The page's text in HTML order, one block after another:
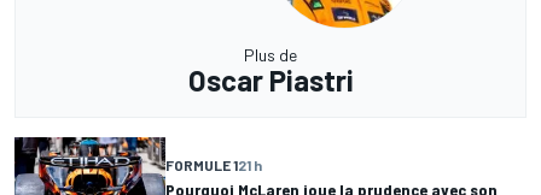
Plus de
Oscar Piastri
FORMULE 121 h
Pourquoi McLaren joue la prudence avec son